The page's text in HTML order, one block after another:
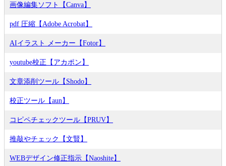
画像編集ソフト【Canva】
pdf 圧縮【Adobe Acrobat】
AIイラスト メーカー【Fotor】
youtube校正【アカポン】
文章添削ツール【Shodo】
校正ツール【aun】
コピペチェックツール【PRUV】
推敲やチェック【文賢】
WEBデザイン修正指示【Naoshite】